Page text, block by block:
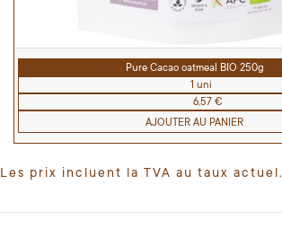
Pure Cacao oatmeal BIO 250g
1 uni
6,57 €
AJOUTER AU PANIER
Les prix incluent la TVA au taux actuel.